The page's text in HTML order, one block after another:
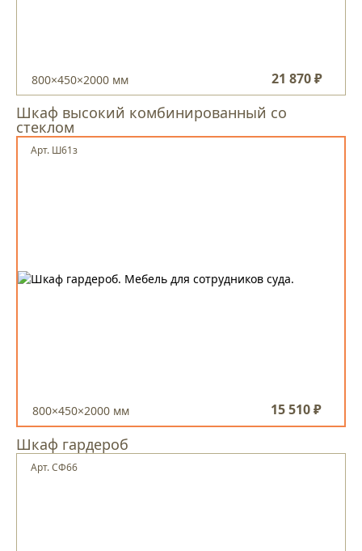
800×450×2000 мм 21 870 ₽
Шкаф высокий комбинированный со
стеклом
800×450×2000 мм 15 510 ₽
Арт. Ш61з
Шкаф гардероб
Арт. СФ66